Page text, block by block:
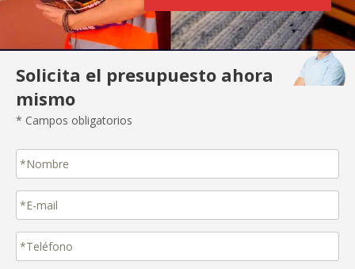
Solicita el presupuesto ahora
mismo
* Campos obligatorios